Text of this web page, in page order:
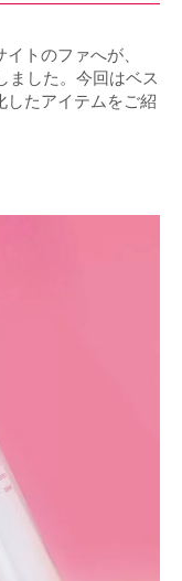
トのファへが、
ました。今回はベス
したアイテムをご紹